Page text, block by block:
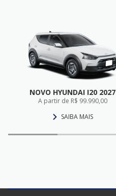
NOVO HYUNDAI I20 2027
A partir de R$ 99.990,00
SAIBA MAIS